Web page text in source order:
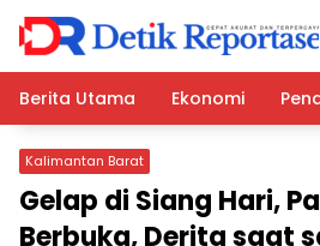
Langsung
konten
Berita Utama
Ekonomi
Kalimantan Barat
Gelap di Siang Hari,
Berbuka, Derita saat